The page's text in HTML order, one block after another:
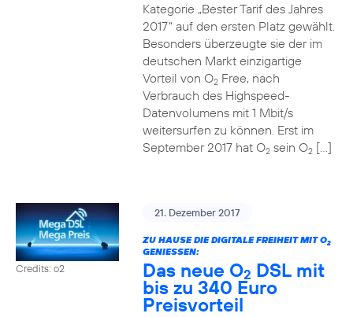
Kategorie „Bester Tarif des Jahres
2017“ auf den ersten Platz gewählt.
Besonders überzeugte sie der im
deutschen Markt einzigartige
Vorteil von O2Free, nach
Verbrauch des Highspeed-
Datenvolumens mit 1 Mbit/s
weitersurfen zu können. Erst im
September 2017 hat O2sein O2[…]
Credits: o2
21. Dezember 2017
ZU HAUSE DIE DIGITALE FREIHEIT MIT O2
GENIESSEN:
Das neue O2 DSL mit
bis zu 340 Euro
Preisvorteil